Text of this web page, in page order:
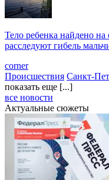
Тело ребенка найдено на
расследуют гибель
corner
Происшествия Санкт-
показать еще [...]
все новости
Актуальные сюжеты